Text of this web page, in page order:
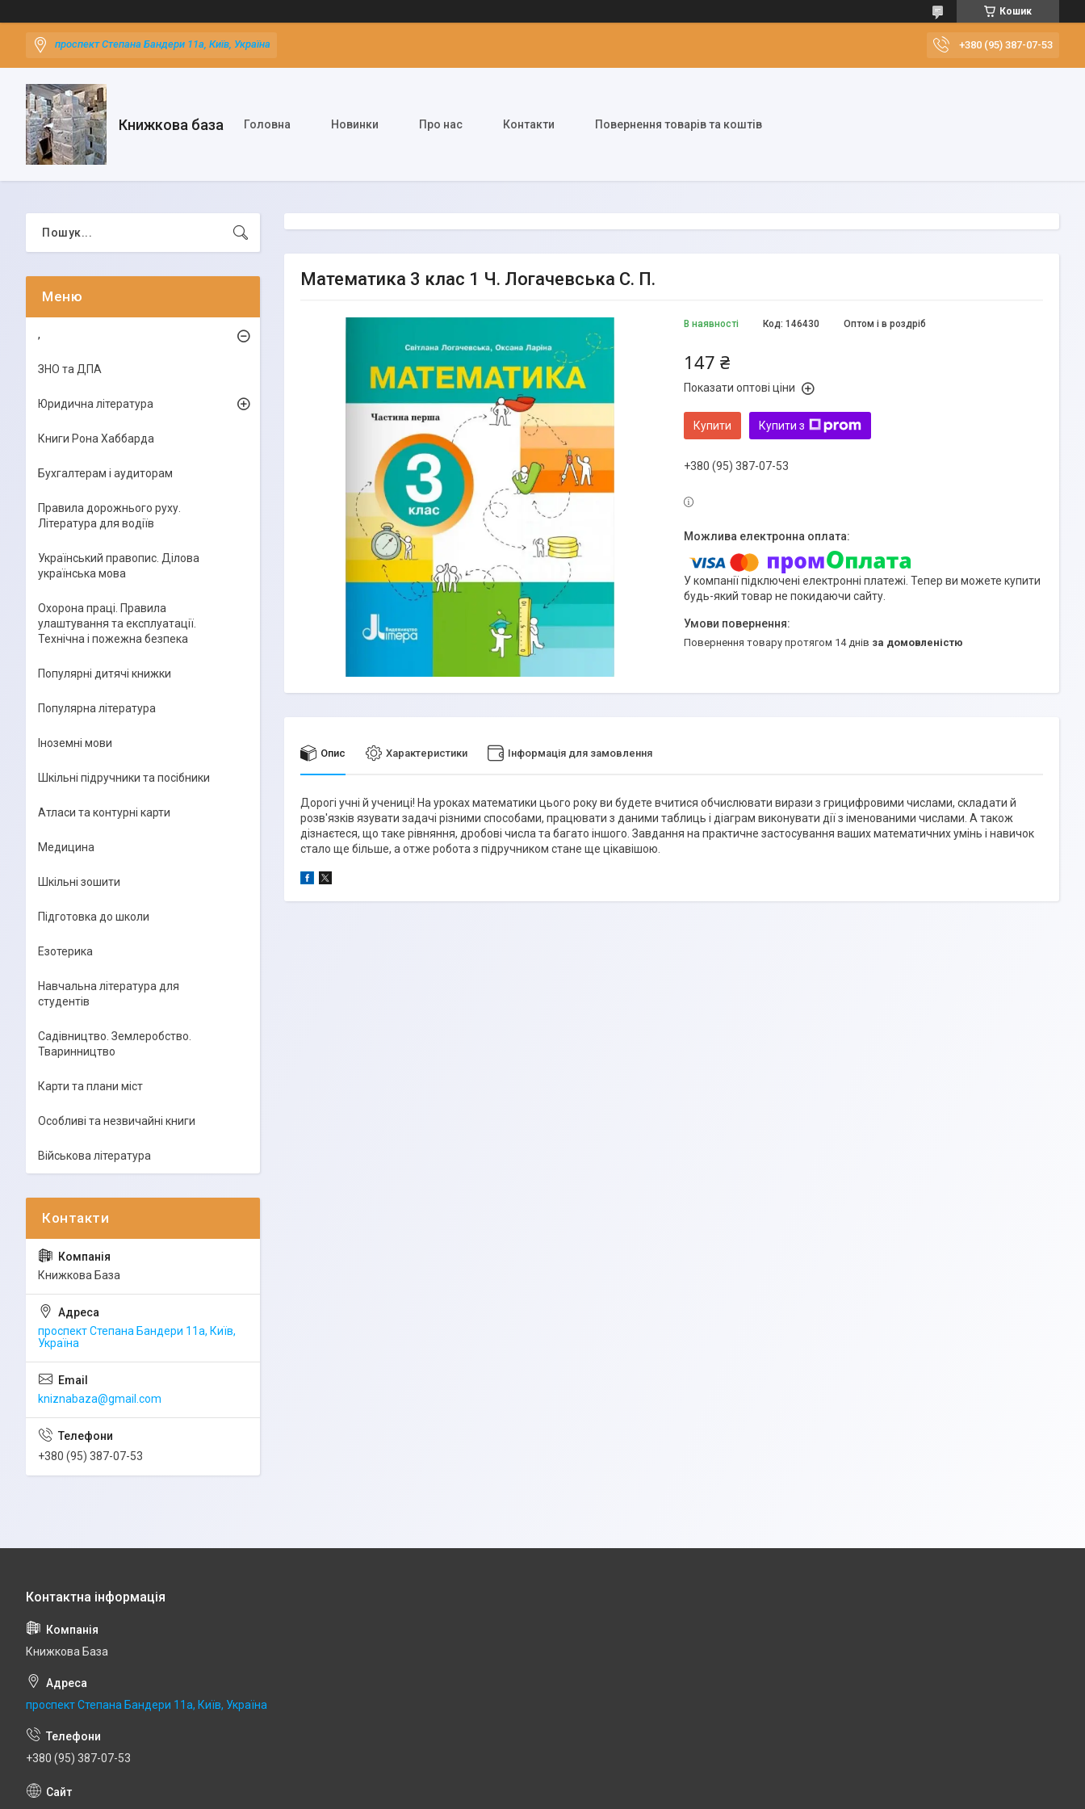
Кошик
проспект Степана Бандери 11а, Київ, Україна +380 (95) 387-07-53
Книжкова база Головна Новинки Про нас Контакти Повернення товарів та коштів
Математика 3 клас 1 Ч. Логачевська С. П.
В наявності Оптом і в роздріб
Код: 146430
147 ₴
Показати оптові ціни
Купити Купити з
+380 (95) 387-07-53
У компанії підключені електронні платежі. Тепер ви можете купити
будь-який товар не покидаючи сайту.
повернення товару протягом 14 днів за домовленістю
Опис Характеристики Інформація для замовлення
Дорогі учні й учениці! На уроках математики цього року ви будете вчитися обчислювати вирази з грицифровими числами, складати й
розв'язків язувати задачі різними способами, працювати з даними таблиць і діаграм виконувати дії з іменованими числами. А також
дізнаєтеся, що таке рівняння, дробові числа та багато іншого. Завдання на практичне застосування ваших математичних умінь і навичок
стало ще більше, а отже робота з підручником стане ще цікавішою.
,
ЗНО та ДПА
Юридична література
Книги Рона Хаббарда
Бухгалтерам і аудиторам
Правила дорожнього руху.
Література для водіїв
Український правопис. Ділова
українська мова
Охорона праці. Правила
улаштування та експлуатації.
Технічна і пожежна безпека
Популярні дитячі книжки
Популярна література
Іноземні мови
Шкільні підручники та посібники
Атласи та контурні карти
Медицина
Шкільні зошити
Підготовка до школи
Езотерика
Навчальна література для
студентів
Садівництво. Землеробство.
Тваринництво
Карти та плани міст
Особливі та незвичайні книги
Військова література
Книжкова База
проспект Степана Бандери 11а, Київ,
Україна
kniznabaza@gmail.com
+380 (95) 387-07-53
Книжкова База
проспект Степана Бандери 11а, Київ, Україна
+380 (95) 387-07-53